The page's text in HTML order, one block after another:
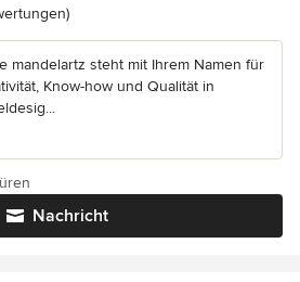
5 von 5 Sternen
mandelartz steht mit Ihrem Namen für
Know-how und Qualität in
Nachricht